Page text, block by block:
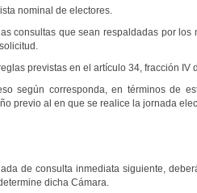
nominal de electores.
consultas que sean respaldadas por los
previstas en el artículo 34, fracción IV
según corresponda, en términos de
previo al en que se realice la jornada
de consulta inmediata siguiente,
dicha Cámara.